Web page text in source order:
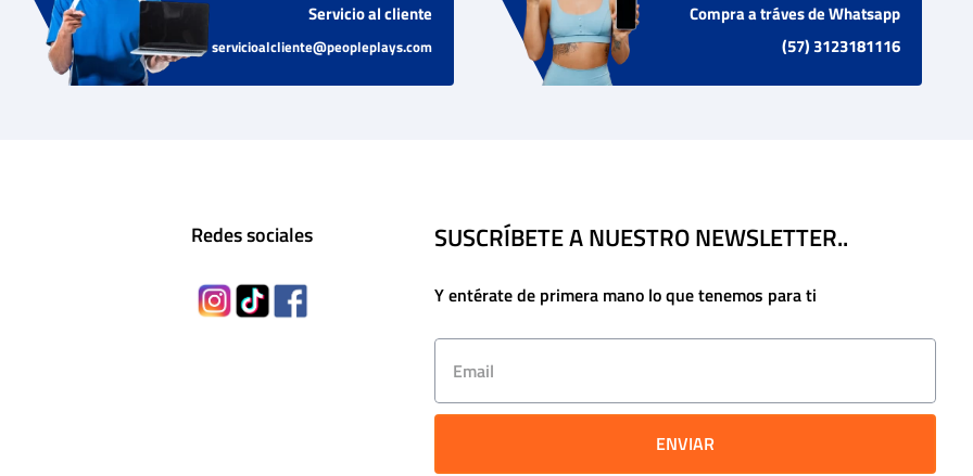
Servicio al cliente
servicioalcliente@peopleplays.com
Compra a tráves de Whatsapp
(57) 3123181116
Redes sociales SUSCRÍBETE A NUESTRO NEWSLETTER..
Y entérate de primera mano lo que tenemos para ti
ENVIAR